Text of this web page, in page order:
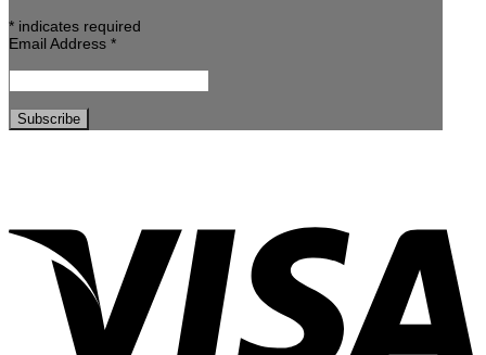
* indicates required
Email Address *